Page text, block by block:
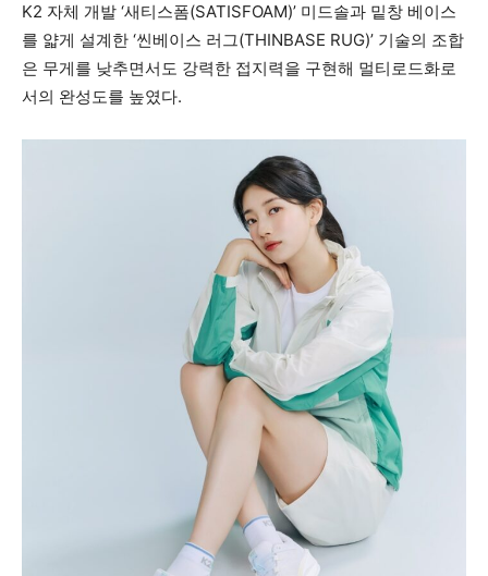
K2 자체 개발 ‘새티스폼(SATISFOAM)’ 미드솔과 밑창 베이스
를 얇게 설계한 ‘씬베이스 러그(THINBASE RUG)’ 기술의 조합
은 무게를 낮추면서도 강력한 접지력을 구현해 멀티로드화로
서의 완성도를 높였다.